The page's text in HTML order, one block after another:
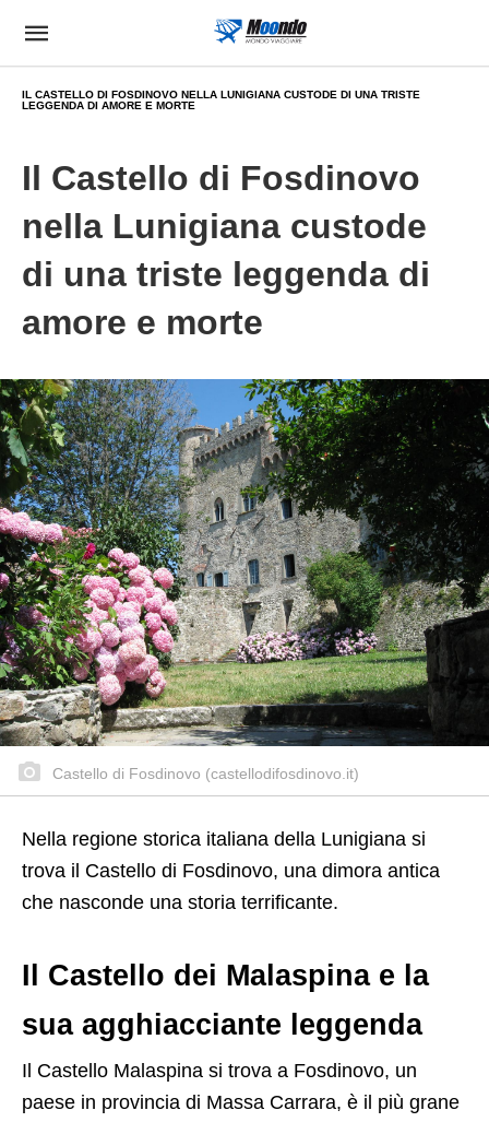
IL CASTELLO DI FOSDINOVO NELLA LUNIGIANA CUSTODE DI UNA TRISTE
LEGGENDA DI AMORE E MORTE
Il Castello di Fosdinovo
nella Lunigiana custode
di una triste leggenda di
amore e morte
Castello di Fosdinovo (castellodifosdinovo.it)
Nella regione storica italiana della Lunigiana si
trova il Castello di Fosdinovo, una dimora antica
che nasconde una storia terrificante.
Il Castello dei Malaspina e la
sua agghiacciante leggenda
Il Castello Malaspina si trova a Fosdinovo, un
paese in provincia di Massa Carrara, è il più grane